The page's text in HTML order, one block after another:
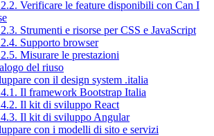
Verificare le feature disponibili con Can I
Strumenti e risorse per CSS e JavaScript
Supporto browser
Misurare le prestazioni
del riuso
con il design system .italia
Il framework Bootstrap Italia
Il kit di sviluppo React
Il kit di sviluppo Angular
con i modelli di sito e servizi